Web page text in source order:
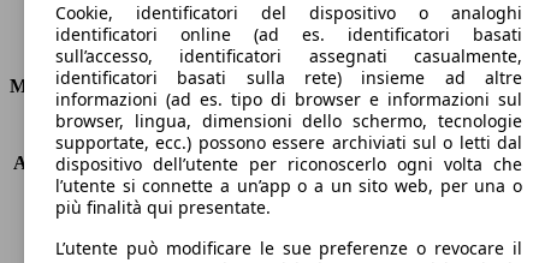
Consumi
Motore e Prestazioni
KW (PS)
136 kW (185 PS)
Accelerazione (0-100 km/h)
8.3s
Velocità massima (km/h)
217 km/h
Numero di marce
6
Coppia
400 nm
Cookie, identificatori del dispositivo o analoghi
identificatori online (ad es. identificatori basati
sull’accesso, identificatori assegnati casualmente,
identificatori basati sulla rete) insieme ad altre
informazioni (ad es. tipo di browser e informazioni sul
browser, lingua, dimensioni dello schermo, tecnologie
supportate, ecc.) possono essere archiviati sul o letti dal
dispositivo dell’utente per riconoscerlo ogni volta che
l’utente si connette a un’app o a un sito web, per una o
più finalità qui presentate.
L’utente può modificare le sue preferenze o revocare il